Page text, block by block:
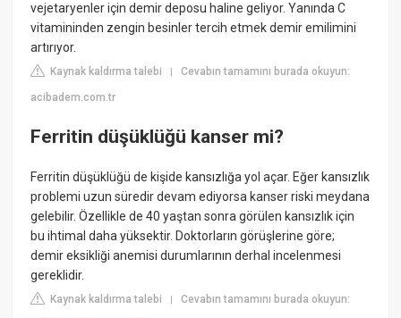
vejetaryenler için demir deposu haline geliyor. Yanında C
vitamininden zengin besinler tercih etmek demir emilimini
artırıyor.
Kaynak kaldırma talebi |Cevabın tamamını burada okuyun:
acibadem.com.tr
Ferritin düşüklüğü kanser mi?
Ferritin düşüklüğü de kişide kansızlığa yol açar. Eğer kansızlık
problemi uzun süredir devam ediyorsa kanser riski meydana
gelebilir. Özellikle de 40 yaştan sonra görülen kansızlık için
bu ihtimal daha yüksektir. Doktorların görüşlerine göre;
demir eksikliği anemisi durumlarının derhal incelenmesi
gereklidir.
Kaynak kaldırma talebi |Cevabın tamamını burada okuyun: